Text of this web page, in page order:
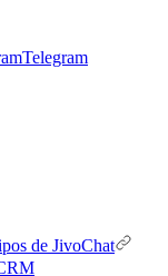
Telegram
de JivoChat